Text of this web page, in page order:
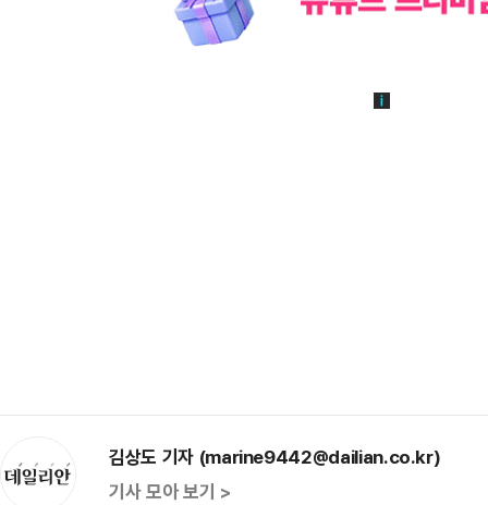
김상도 기자 (marine9442@dailian.co.kr)
기사 모아 보기 >